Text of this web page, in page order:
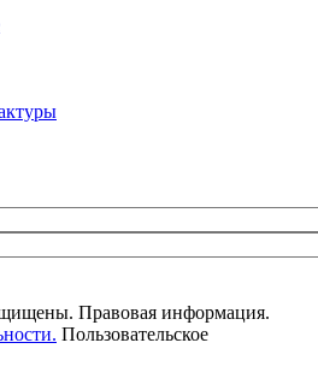
Правовая информация.
Пользовательское